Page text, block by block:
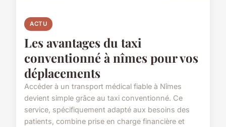
ACTU
Les avantages du taxi
conventionné à nîmes pour vos
déplacements
Accéder à un transport médical fiable à Nîmes
devient simple grâce au taxi conventionné. Ce
service, spécifiquement adapté aux besoins des
patients, combine prise en charge financière et